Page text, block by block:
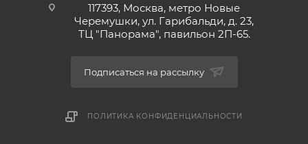
117393, Москва, метро Новые
Черемушки, ул. Гарибальди, д. 23,
ТЦ "Панорама", павильон 2П-65.
Подписаться на рассылку
ПОЛИТИКА КОНФИДЕНЦИАЛЬНОСТИ